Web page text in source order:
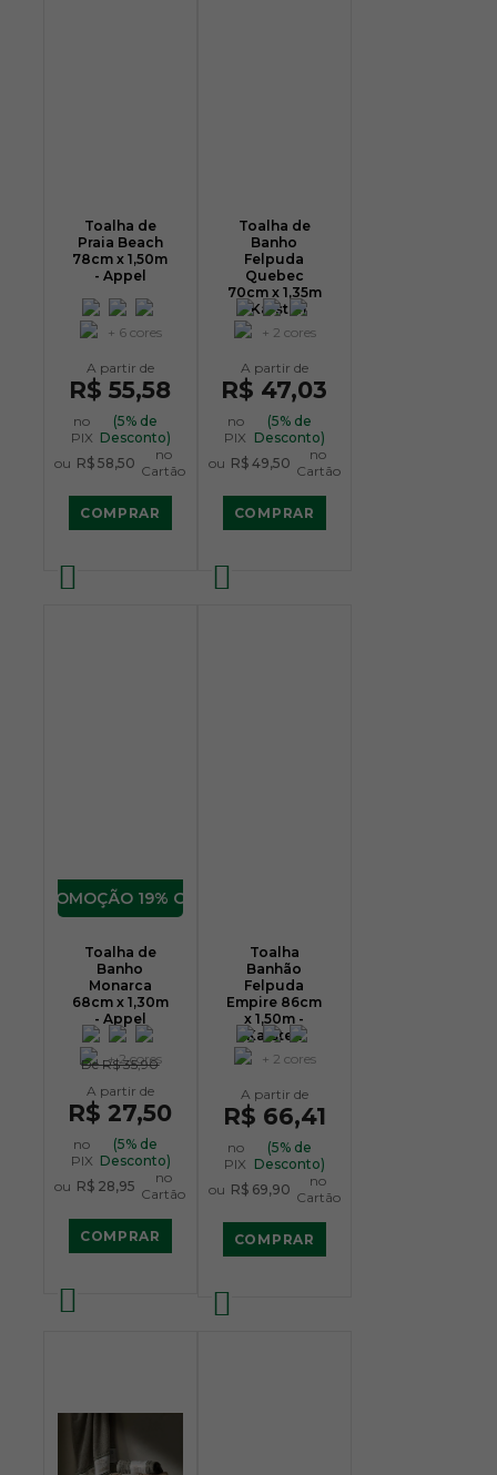
Toalha de
Praia Beach
78cm x 1,50m
- Appel
+ 6 cores
R$ 55,58
no
PIX
(5% de
Desconto)
ou R$ 58,50
no
Cartão
COMPRAR
Toalha de
Banho
Felpuda
Quebec
70cm x 1,35m
- Karsten
+ 2 cores
R$ 47,03
no
PIX
(5% de
Desconto)
ou R$ 49,50
no
Cartão
COMPRAR
19% OFF
Toalha de
Banho
Monarca
68cm x 1,30m
- Appel
+ 2 cores
DeR$ 35,90
R$ 27,50
no
PIX
(5% de
Desconto)
ou R$ 28,95
no
Cartão
COMPRAR
Toalha
Banhão
Felpuda
Empire 86cm
x 1,50m -
Karsten
+ 2 cores
R$ 66,41
no
PIX
(5% de
Desconto)
ou R$ 69,90
no
Cartão
COMPRAR